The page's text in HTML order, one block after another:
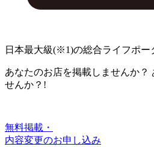
日本最大級(※1)の総合ライフポー
あなたのお店を掲載しませんか？
せんか？!
無料掲載・
内容変更のお申し込み